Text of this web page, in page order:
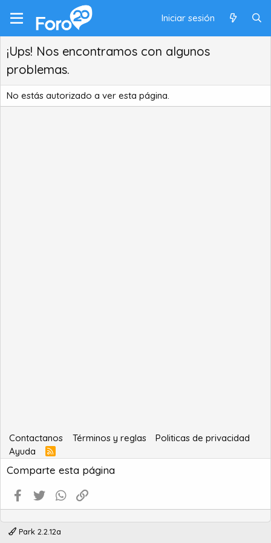
Iniciar sesión
¡Ups! Nos encontramos con algunos
problemas.
No estás autorizado a ver esta página.
Contactanos Términos y reglas
Politicas de privacidad
Ayuda
R
S
S
Comparte esta página
Facebook
Twitter WhatsApp
Park 2.2.12a